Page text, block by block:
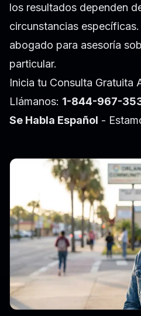
los resultados dependen
circunstancias
abogado para asesoría
particular.
Inicia tu Consulta Gratuita
Llámanos: 1-844-967-
Se Habla Español -